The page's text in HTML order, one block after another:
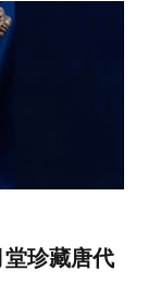
珍藏唐代